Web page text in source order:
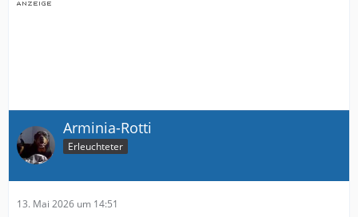
Arminia-Rotti
Erleuchteter
13. Mai 2026 um 14:51